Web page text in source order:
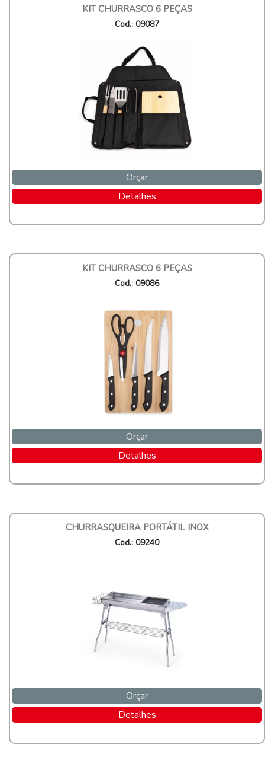
KIT CHURRASCO 6 PEÇAS
Cod.: 09087
Orçar
Detalhes
KIT CHURRASCO 6 PEÇAS
Cod.: 09086
Orçar
Detalhes
CHURRASQUEIRA PORTÁTIL INOX
Cod.: 09240
Orçar
Detalhes